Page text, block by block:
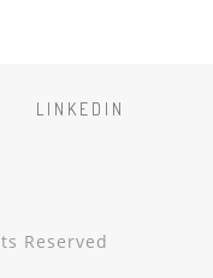
LINKEDIN
Reserved